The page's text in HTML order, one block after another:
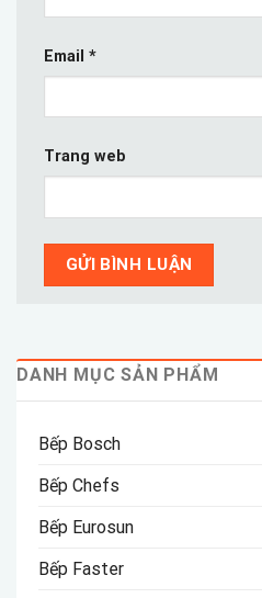
Email *
Trang web
DANH MỤC SẢN PHẨM
Bếp Bosch
Bếp Chefs
Bếp Eurosun
Bếp Faster